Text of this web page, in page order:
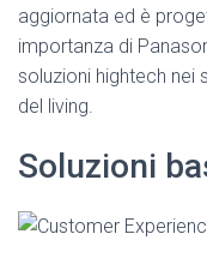
aggiornata ed è
importanza di
soluzioni hightech nei
del living.
Soluzioni